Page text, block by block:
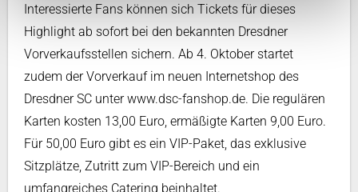
Interessierte Fans können sich Tickets für dieses
Highlight ab sofort bei den bekannten Dresdner
Vorverkaufsstellen sichern. Ab 4. Oktober startet
zudem der Vorverkauf im neuen Internetshop des
Dresdner SC unter www.dsc-fanshop.de. Die regulären
Karten kosten 13,00 Euro, ermäßigte Karten 9,00 Euro.
Für 50,00 Euro gibt es ein VIP-Paket, das exklusive
Sitzplätze, Zutritt zum VIP-Bereich und ein
umfangreiches Catering beinhaltet.